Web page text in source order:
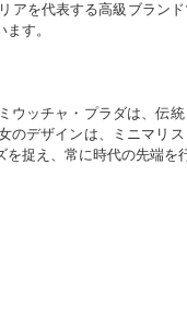
アを代表する高級ブラン
す。
ウッチャ・プラダは、伝
のデザインは、ミニマリ
捉え、常に時代の先端を